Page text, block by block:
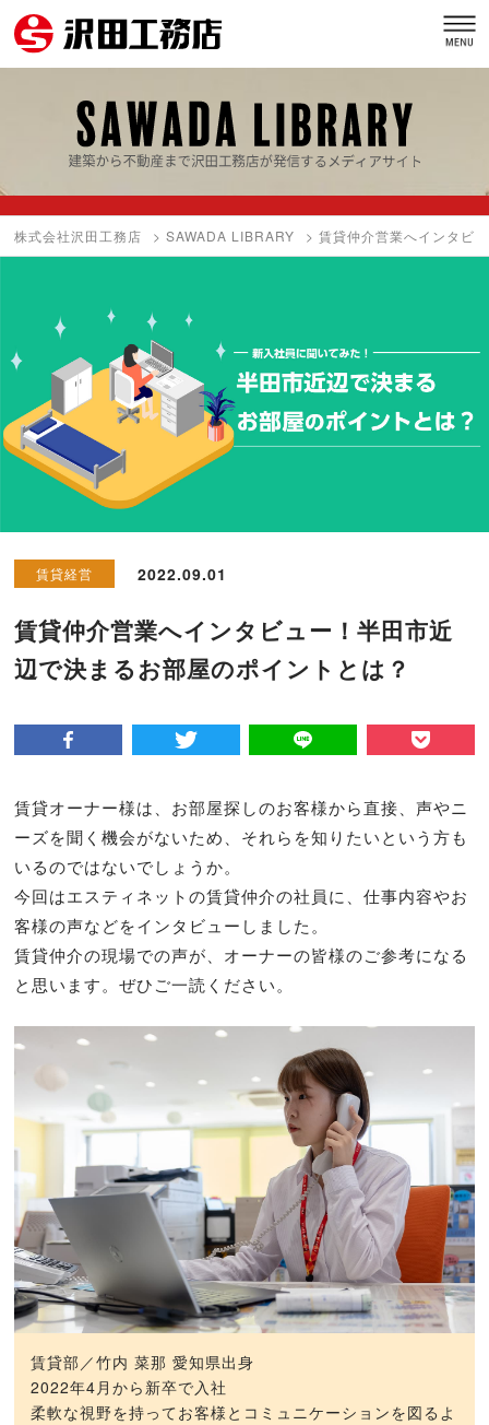
株式会社沢田工務店 >SAWADA LIBRARY >賃貸仲介営業へインタビ
賃貸経営 2022.09.01
賃貸仲介営業へインタビュー！半田市近
辺で決まるお部屋のポイントとは？
賃貸オーナー様は、お部屋探しのお客様から直接、声やニ
ーズを聞く機会がないため、それらを知りたいという方も
いるのではないでしょうか。
今回はエスティネットの賃貸仲介の社員に、仕事内容やお
客様の声などをインタビューしました。
賃貸仲介の現場での声が、オーナーの皆様のご参考になる
と思います。ぜひご一読ください。
賃貸部／竹内 菜那 愛知県出身
2022年4月から新卒で入社
柔軟な視野を持ってお客様とコミュニケーションを図るよ